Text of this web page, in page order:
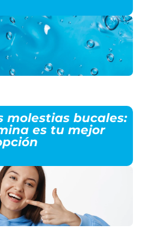
molestias bucales:
es tu mejor